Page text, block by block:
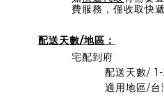
費服務，僅收取快
配送天數/地區：
宅配到府
配送天數/
適用地區/台